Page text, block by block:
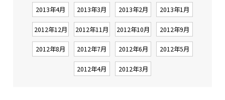
2013年4月 2013年3月 2013年2月 2013年1月
2012年12月 2012年11月 2012年10月 2012年9月
2012年8月 2012年7月 2012年6月 2012年5月
2012年4月 2012年3月